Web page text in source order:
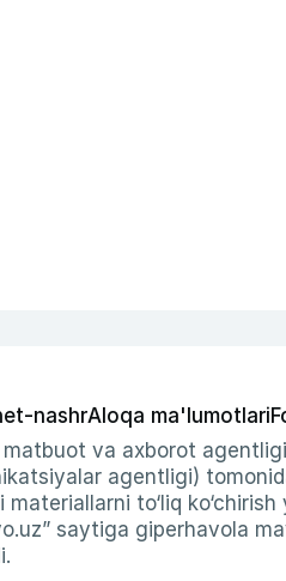
nashrAloqa ma'lumotlari
va axborot
agentligi)
to‘liq
saytiga giperhavola